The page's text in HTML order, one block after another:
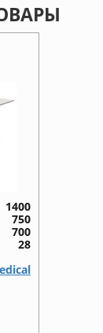
1400
750
700
28